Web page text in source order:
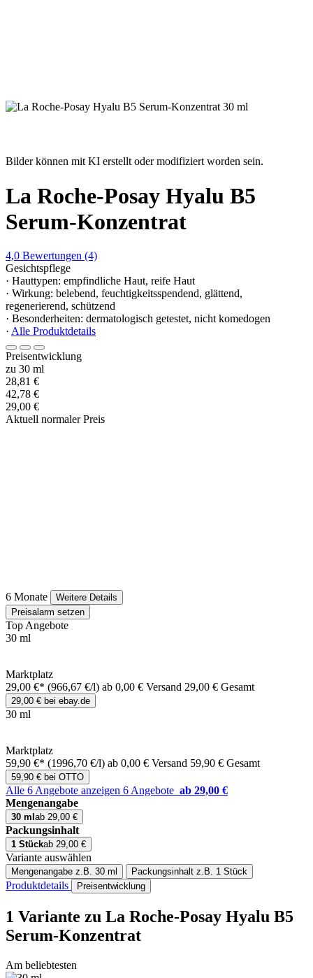
Bilder können mit KI erstellt oder modifiziert worden sein.
La Roche-Posay Hyalu B5
Serum-Konzentrat
4,0 Bewertungen (4)
Gesichtspflege
· Hauttypen: empfindliche Haut, reife Haut
· Wirkung: belebend, feuchtigkeitsspendend, glättend,
regenerierend, schützend
· Besonderheiten: dermatologisch getestet, nicht komedogen
· Alle Produktdetails
Preisentwicklung
zu 30 ml
28,81 €
42,78 €
29,00 €
Aktuell normaler Preis
6 Monate
Weitere Details
Preisalarm setzen
Top Angebote
30 ml
Marktplatz
29,00 €* (966,67 €/l) ab 0,00 € Versand 29,00 € Gesamt
29,00 € bei ebay.de
30 ml
Marktplatz
59,90 €* (1996,70 €/l) ab 0,00 € Versand 59,90 € Gesamt
59,90 € bei OTTO
Alle 6 Angebote anzeigen 6 Angebote ab 29,00 €
Mengenangabe
30 ml ab 29,00 €
Packungsinhalt
1 Stückab 29,00 €
Variante auswählen
Mengenangabe z.B. 30 ml Packungsinhalt z.B. 1 Stück
Produktdetails Preisentwicklung
1 Variante zu La Roche-Posay Hyalu B5
Serum-Konzentrat
Am beliebtesten